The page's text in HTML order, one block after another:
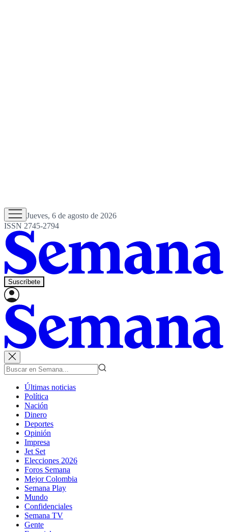
Jueves, 6 de agosto de 2026
ISSN 2745-2794
Suscríbete
Últimas noticias
Política
Nación
Dinero
Deportes
Opinión
Impresa
Jet Set
Elecciones 2026
Foros Semana
Mejor Colombia
Semana Play
Mundo
Confidenciales
Semana TV
Gente